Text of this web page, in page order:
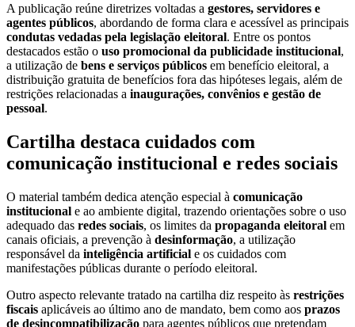
A publicação reúne diretrizes voltadas a gestores, servidores e
agentes públicos, abordando de forma clara e acessível as principais
condutas vedadas pela legislação eleitoral. Entre os pontos
destacados estão o uso promocional da publicidade institucional,
a utilização de bens e serviços públicos em benefício eleitoral, a
distribuição gratuita de benefícios fora das hipóteses legais, além de
restrições relacionadas a inaugurações, convênios e gestão de
pessoal.
Cartilha destaca cuidados com
comunicação institucional e redes sociais
O material também dedica atenção especial à comunicação
institucional e ao ambiente digital, trazendo orientações sobre o uso
adequado das redes sociais, os limites da propaganda eleitoral em
canais oficiais, a prevenção à desinformação, a utilização
responsável da inteligência artificial e os cuidados com
manifestações públicas durante o período eleitoral.
Outro aspecto relevante tratado na cartilha diz respeito às restrições
fiscais aplicáveis ao último ano de mandato, bem como aos prazos
de desincompatibilização para agentes públicos que pretendam